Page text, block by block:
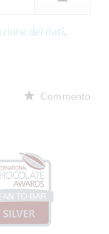
dei dati.
Commento